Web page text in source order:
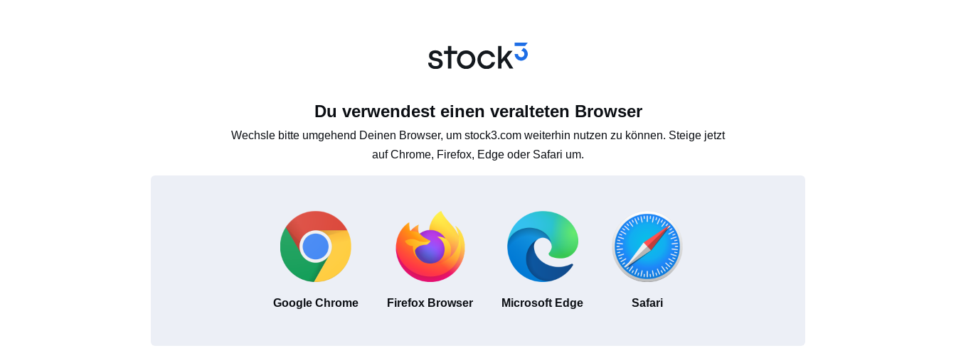
Du verwendest einen veralteten Browser
Wechsle bitte umgehend Deinen Browser, um stock3.com weiterhin nutzen zu können. Steige jetzt
auf Chrome, Firefox, Edge oder Safari um.
Google Chrome Firefox Browser Microsoft Edge Safari